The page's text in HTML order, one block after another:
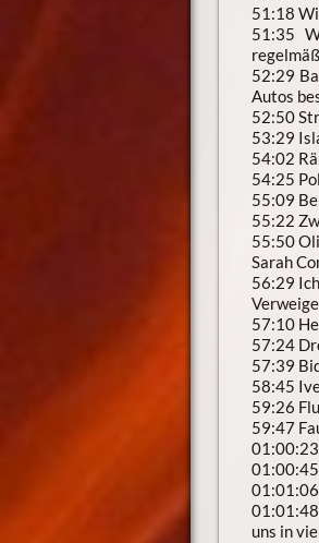
51:18
51:35
52:29
Autos
52:50
53:29
54:02
54:25
55:09
55:22
55:50
Sarah
56:29
57:10
57:24
57:39
58:45
59:26
59:47
01:00:23
01:00:45
01:01:06
uns in